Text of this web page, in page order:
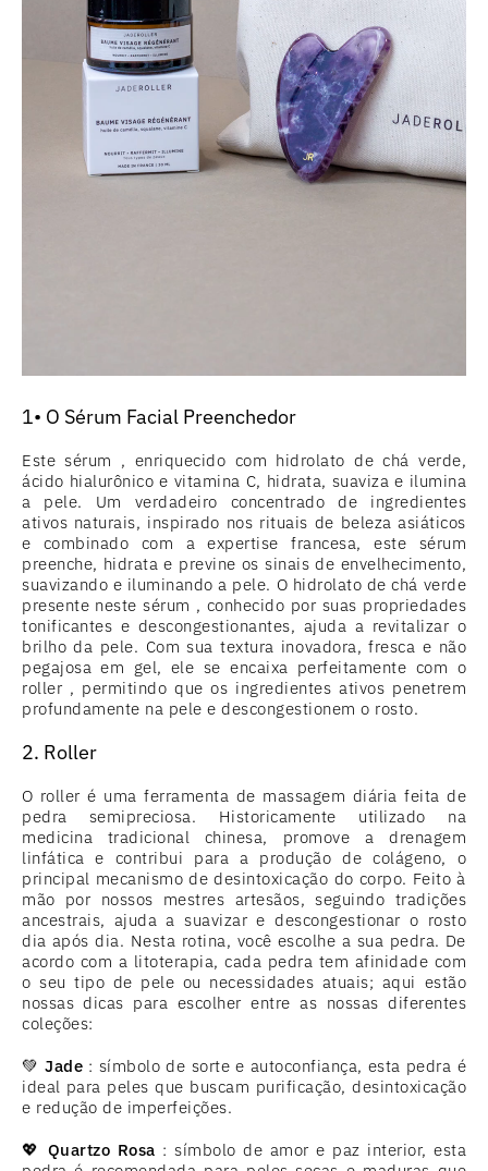
1• O Sérum Facial Preenchedor
Este sérum , enriquecido com hidrolato de chá verde,
ácido hialurônico e vitamina C, hidrata, suaviza e ilumina
a pele. Um verdadeiro concentrado de ingredientes
ativos naturais, inspirado nos rituais de beleza asiáticos
e combinado com a expertise francesa, este sérum
preenche, hidrata e previne os sinais de envelhecimento,
suavizando e iluminando a pele. O hidrolato de chá verde
presente neste sérum , conhecido por suas propriedades
tonificantes e descongestionantes, ajuda a revitalizar o
brilho da pele. Com sua textura inovadora, fresca e não
pegajosa em gel, ele se encaixa perfeitamente com o
roller , permitindo que os ingredientes ativos penetrem
profundamente na pele e descongestionem o rosto.
2. Roller
O roller é uma ferramenta de massagem diária feita de
pedra semipreciosa. Historicamente utilizado na
medicina tradicional chinesa, promove a drenagem
linfática e contribui para a produção de colágeno, o
principal mecanismo de desintoxicação do corpo. Feito à
mão por nossos mestres artesãos, seguindo tradições
ancestrais, ajuda a suavizar e descongestionar o rosto
dia após dia. Nesta rotina, você escolhe a sua pedra. De
acordo com a litoterapia, cada pedra tem afinidade com
o seu tipo de pele ou necessidades atuais; aqui estão
nossas dicas para escolher entre as nossas diferentes
coleções:
💚Jade : símbolo de sorte e autoconfiança, esta pedra é
ideal para peles que buscam purificação, desintoxicação
e redução de imperfeições.
💖 Quartzo Rosa : símbolo de amor e paz interior, esta